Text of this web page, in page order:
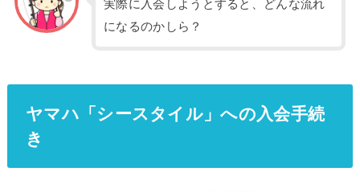
実際に入会しようとすると、どんな流れ
になるのかしら？
ヤマハ「シースタイル」への入会手続
き